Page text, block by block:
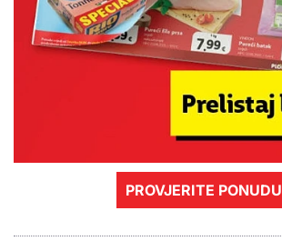
PROVJERITE PONUDU